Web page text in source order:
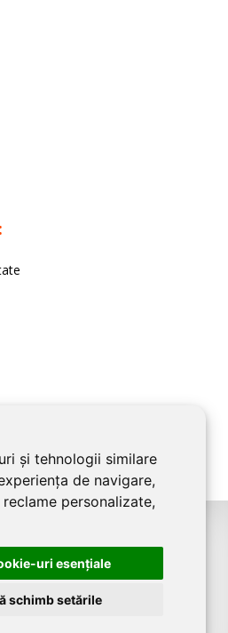
și tehnologii similare
de navigare,
personalizate,
uri esenţiale
schimb setările
este un serviciu de promovare online
deLIVE COMMUNICATIONS SRL